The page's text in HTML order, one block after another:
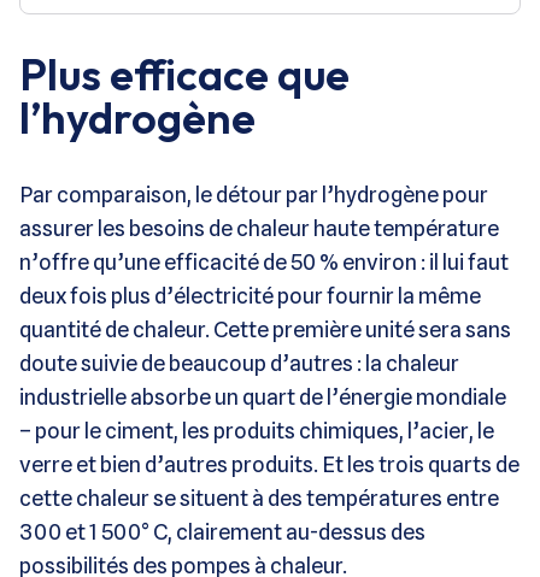
Plus efficace que
l’hydrogène
Par comparaison, le détour par l’hydrogène pour
assurer les besoins de chaleur haute température
n’offre qu’une efficacité de 50 % environ : il lui faut
deux fois plus d’électricité pour fournir la même
quantité de chaleur. Cette première unité sera sans
doute suivie de beaucoup d’autres : la chaleur
industrielle absorbe un quart de l’énergie mondiale
– pour le ciment, les produits chimiques, l’acier, le
verre et bien d’autres produits. Et les trois quarts de
cette chaleur se situent à des températures entre
300 et 1 500° C, clairement au-dessus des
possibilités des pompes à chaleur.